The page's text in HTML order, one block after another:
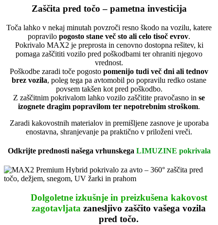
Zaščita pred točo – pametna investicija
Toča lahko v nekaj minutah povzroči resno škodo na vozilu, katere
popravilo pogosto stane več sto ali celo tisoč evrov.
Pokrivalo MAX2 je preprosta in cenovno dostopna rešitev, ki
pomaga zaščititi vozilo pred poškodbami ter ohraniti njegovo
vrednost.
Poškodbe zaradi toče pogosto pomenijo tudi več dni ali tednov
brez vozila, poleg tega pa avtomobil po popravilu redko ostane
povsem takšen kot pred poškodbo.
Z zaščitnim pokrivalom lahko vozilo zaščitite pravočasno in se
izognete dragim popravilom ter nepotrebnim stroškom.
Zaradi kakovostnih materialov in premišljene zasnove je uporaba
enostavna, shranjevanje pa praktično v priloženi vreči.
Odkrijte prednosti našega vrhunskega LIMUZINE pokrivala
Dolgoletne izkušnje in preizkušena kakovost
zagotavljata zanesljivo zaščito vašega vozila
pred točo.